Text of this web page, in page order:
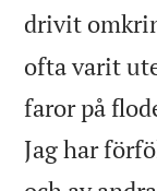
drivit
ofta varit
faror på
Jag har